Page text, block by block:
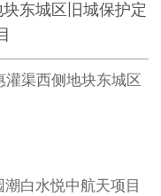
东城区旧城保护定
灌渠西侧地块东城区
潮白水悦中航天项目